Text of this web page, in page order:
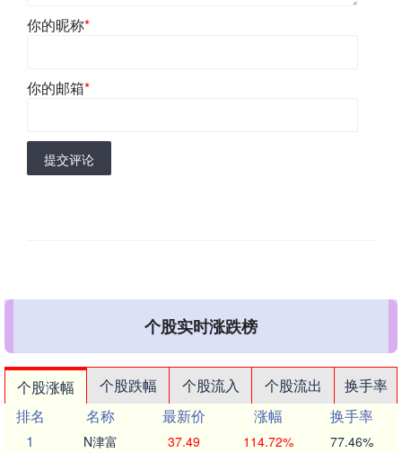
你的昵称*
你的邮箱*
提交评论
个股实时涨跌榜
个股涨幅 个股跌幅 个股流入 个股流出
换手率
排名
名称 最新价 涨幅
换手率
1
N津富 37.49 114.72% 77.46%